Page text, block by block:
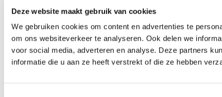
Deze website maakt gebruik van cookies
We gebruiken cookies om content en advertenties te
om ons websiteverkeer te analyseren. Ook delen we
voor social media, adverteren en analyse. Deze partners
informatie die u aan ze heeft verstrekt of die ze hebben